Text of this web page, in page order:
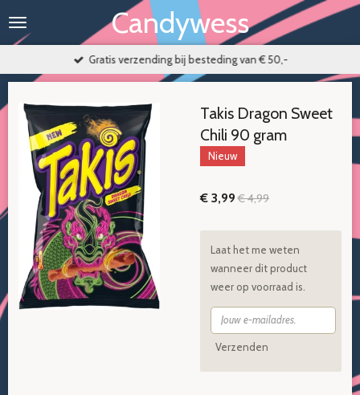
Ga
direct
de
Candywess
Gratis verzending bij besteding van € 50,-
Takis Dragon Sweet
Chili 90 gram
Nieuw
€ 3,99 € 4,99
Laat het me weten
wanneer dit product
weer op voorraad is.
Verzenden